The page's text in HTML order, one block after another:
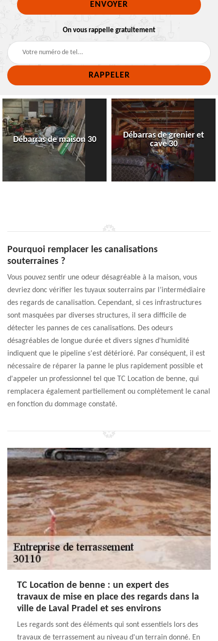
On vous rappelle gratuitement
Débarras de maison 30
Débarras de grenier et
cave 30
Pourquoi remplacer les canalisations
souterraines ?
Vous pouvez sentir une odeur désagréable à la maison, vous
devriez donc vérifier les tuyaux souterrains par l’intermédiaire
des regards de canalisation. Cependant, si ces infrastructures
sont masquées par diverses structures, il sera difficile de
détecter les pannes de ces canalisations. Des odeurs
désagréables de longue durée et divers signes d'humidité
indiquent que le pipeline s'est détérioré. Par conséquent, il est
nécessaire de réparer la panne le plus rapidement possible et
d'appeler un professionnel tel que TC Location de benne, qui
remplacera également partiellement ou complètement le canal
en fonction du dommage constaté.
TC Location de benne : un expert des
travaux de mise en place des regards dans la
ville de Laval Pradel et ses environs
Les regards sont des éléments qui sont essentiels lors des
travaux de terrassement au niveau d'un terrain donné. En